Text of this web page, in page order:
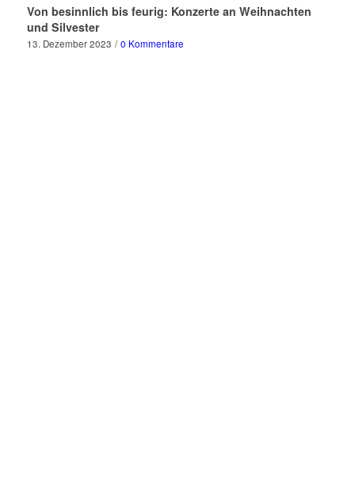
Von besinnlich bis feurig: Konzerte an Weihnachten
und Silvester
13. Dezember 2023 / 0 Kommentare